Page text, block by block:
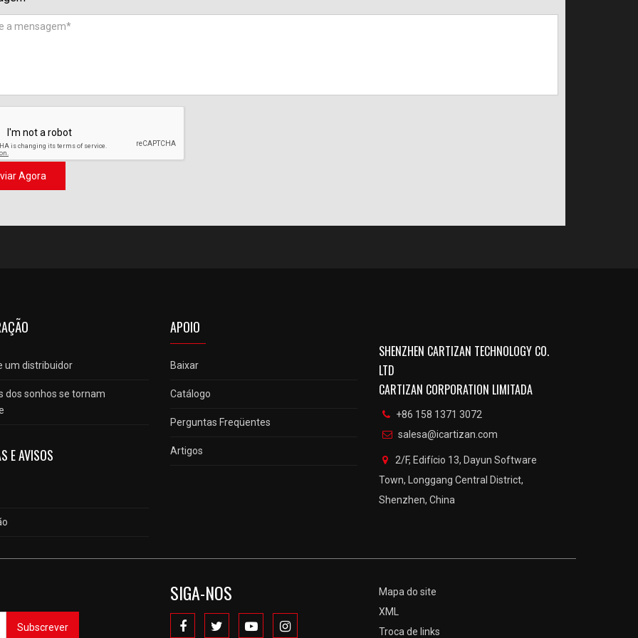
Agora
um distribuidor
dos sonhos se tornam
E AVISOS
APOIO
Baixar
Catálogo
Perguntas Freqüentes
Artigos
SHENZHEN CARTIZAN TECHNOLOGY CO.
LTD
CARTIZAN CORPORATION LIMITADA
+86 158 1371 3072
salesa@icartizan.com
2/F, Edifício 13, Dayun Software
Town, Longgang Central District,
Shenzhen, China
Subscrever
SIGA-NOS
Mapa do site
XML
Troca de links